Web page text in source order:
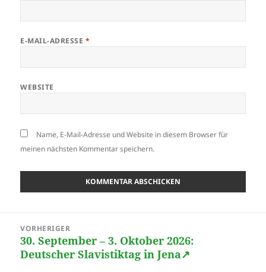
E-MAIL-ADRESSE *
WEBSITE
Name, E-Mail-Adresse und Website in diesem Browser für
meinen nächsten Kommentar speichern.
VORHERIGER
Vorheriger
Beitrag:
30. September – 3. Oktober 2026:
Deutscher Slavistiktag in Jena↗